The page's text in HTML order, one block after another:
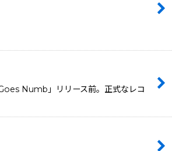
Numb」リリース前。正式なレコ